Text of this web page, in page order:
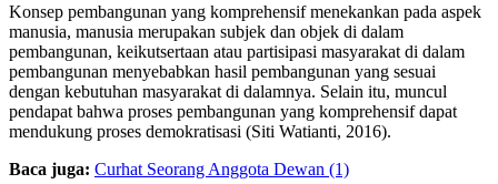
Konsep pembangunan yang komprehensif menekankan pada aspek
manusia, manusia merupakan subjek dan objek di dalam
pembangunan, keikutsertaan atau partisipasi masyarakat di dalam
pembangunan menyebabkan hasil pembangunan yang sesuai
dengan kebutuhan masyarakat di dalamnya. Selain itu, muncul
pendapat bahwa proses pembangunan yang komprehensif dapat
mendukung proses demokratisasi (Siti Watianti, 2016).
Baca juga: Curhat Seorang Anggota Dewan (1)